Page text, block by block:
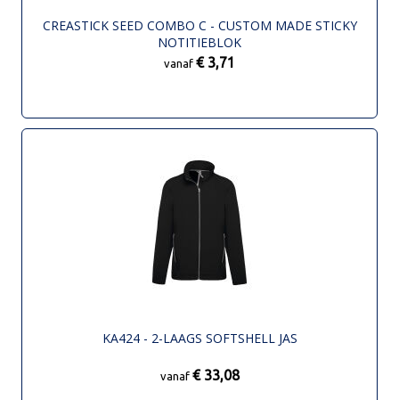
CREASTICK SEED COMBO C - CUSTOM MADE STICKY
NOTITIEBLOK
vanaf € 3,71
KA424 - 2-LAAGS SOFTSHELL JAS
vanaf € 33,08